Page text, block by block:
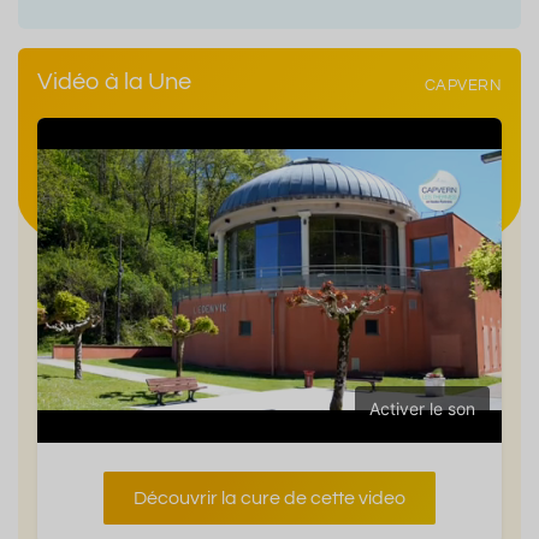
Vidéo à la Une CAPVERN
Activer le son
Découvrir la cure de cette video